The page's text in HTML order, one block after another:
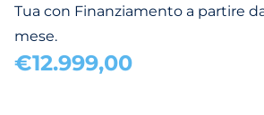
Tua con Finanziamento a partire
mese.
€12.999,00